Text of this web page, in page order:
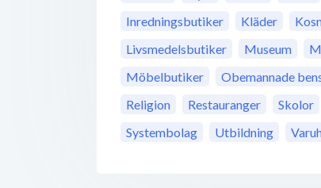
Inredningsbutiker
Kläder
Livsmedelsbutiker
Museum
Möbelbutiker
Obemannade
Religion
Restauranger Skolor
Systembolag
Utbildning